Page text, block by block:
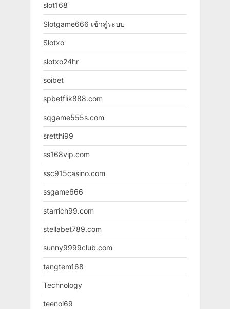
slot168
Slotgame666 เข้าสู่ระบบ
Slotxo
slotxo24hr
soibet
spbetflik888.com
sqgame555s.com
sretthi99
ss168vip.com
ssc915casino.com
ssgame666
starrich99.com
stellabet789.com
sunny9999club.com
tangtem168
Technology
teenoi69